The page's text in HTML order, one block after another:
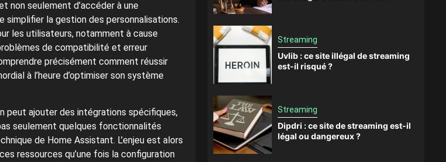
non seulement d’accéder à une
simplifier la gestion des personnalisations.
les utilisateurs, notamment à cause
de compatibilité et erreur
précisément comment réussir
à l’heure d’optimiser son système
peut ajouter des intégrations spécifiques,
seulement quelques fonctionnalités
de Home Assistant. L’enjeu est alors
ressources qu’une fois la configuration
Streaming
Uvlib : ce site illégal de streaming
est-il risqué ?
Streaming
Dipdri : ce site de streaming est-il
légal ou dangereux ?